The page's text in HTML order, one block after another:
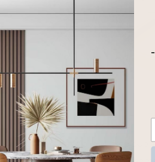
Kõik meie seinapildid,